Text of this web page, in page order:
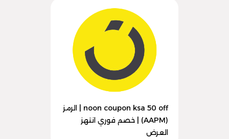
noon coupon ksa 50 off | الرمز
(AAPM) | خصم فوري انتهز
العرض